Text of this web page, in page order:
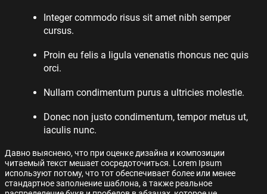
Integer commodo risus sit amet nibh semper
cursus.
Proin eu felis a ligula venenatis rhoncus nec quis
orci.
Nullam condimentum purus a ultricies molestie.
Donec non justo condimentum, tempor metus ut,
iaculis nunc.
Давно выяснено, что при оценке дизайна и композиции
читаемый текст мешает сосредоточиться. Lorem Ipsum
используют потому, что тот обеспечивает более или менее
стандартное заполнение шаблона, а также реальное